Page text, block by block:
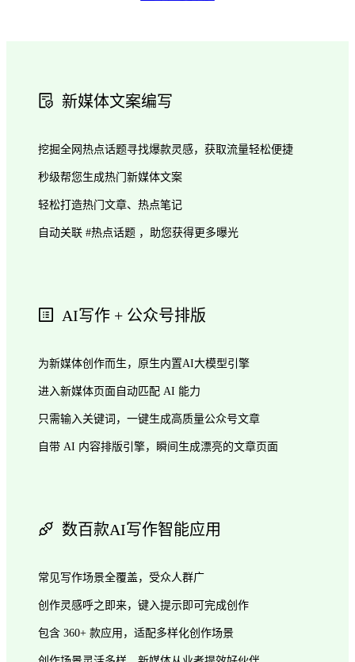
新媒体文案编写
挖掘全网热点话题寻找爆款灵感，获取流量轻松便捷
秒级帮您生成热门新媒体文案
轻松打造热门文章、热点笔记
自动关联 #热点话题 ，助您获得更多曝光
AI写作 + 公众号排版
为新媒体创作而生，原生内置AI大模型引擎
进入新媒体页面自动匹配 AI 能力
只需输入关键词，一键生成高质量公众号文章
自带 AI 内容排版引擎，瞬间生成漂亮的文章页面
数百款AI写作智能应用
常见写作场景全覆盖，受众人群广
创作灵感呼之即来，键入提示即可完成创作
包含 360+ 款应用，适配多样化创作场景